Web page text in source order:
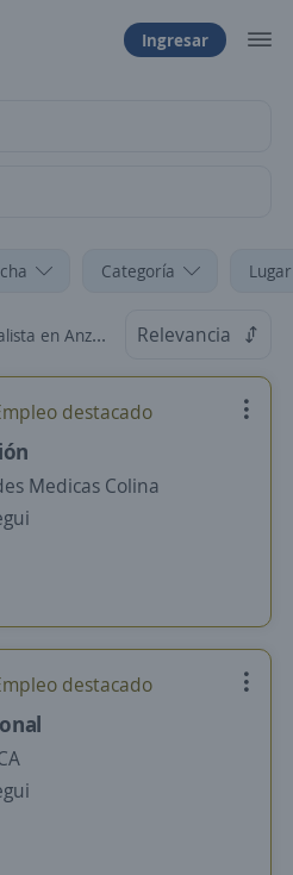
Ingresar
Categoría
Anzoátegui Relevancia
destacado
Medicas Colina
destacado